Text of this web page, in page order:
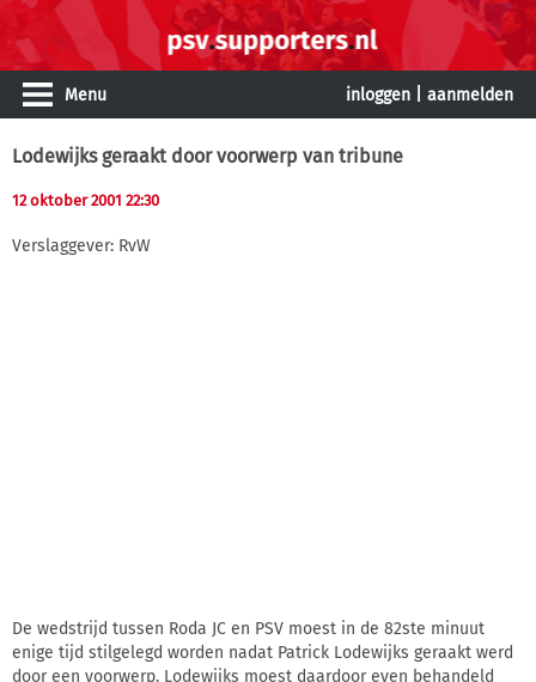
Menu inloggen aanmelden
Lodewijks geraakt door voorwerp van tribune
12 oktober 2001 22:30
Verslaggever: RvW
De wedstrijd tussen Roda JC en PSV moest in de 82ste minuut
enige tijd stilgelegd worden nadat Patrick Lodewijks geraakt werd
door een voorwerp. Lodewijks moest daardoor even behandeld